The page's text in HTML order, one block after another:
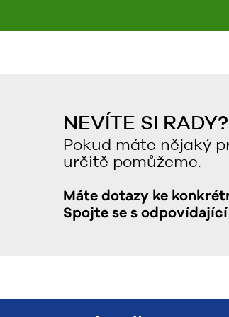
NEVÍTE SI RADY?
Pokud máte nějaký
určitě pomůžeme.
Máte dotazy ke
Spojte se s